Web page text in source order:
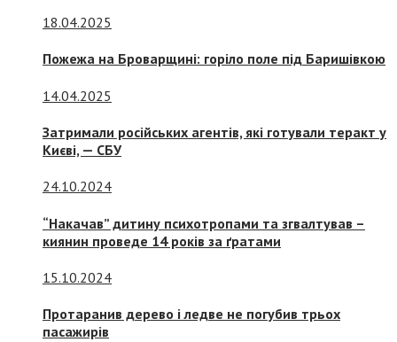
18.04.2025
Пожежа на Броварщині: горіло поле під Баришівкою
14.04.2025
Затримали російських агентів, які готували теракт у
Києві, — СБУ
24.10.2024
“Накачав” дитину психотропами та згвалтував –
киянин проведе 14 років за ґратами
15.10.2024
Протаранив дерево і ледве не погубив трьох
пасажирів